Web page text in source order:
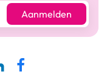
Aanmelden
pagina SBCM
Facebook SBCM